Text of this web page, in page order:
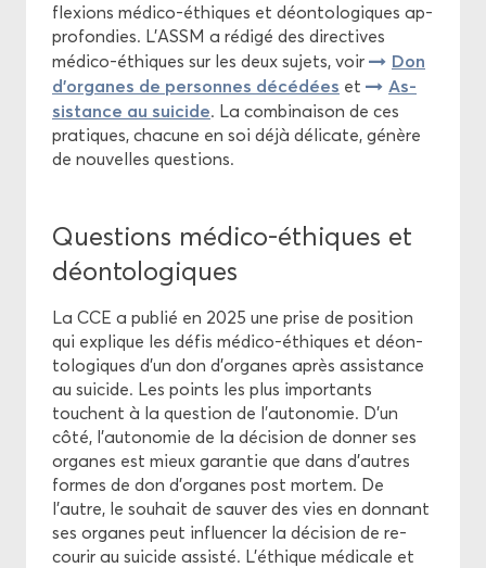
flexions médico-​éthiques et dé­on­to­lo­giques ap­
pro­fon­dies. L’ASSM a ré­di­gé des di­rec­tives
médico-​éthiques sur les deux su­jets, voir
Don
d’or­ganes de per­sonnes dé­cé­dées et
As­
sis­tance au sui­cide. La com­bi­nai­son de ces
pra­tiques, cha­cune en soi déjà dé­li­cate, gé­nère
de nou­velles ques­tions.
Ques­tions médico-​éthiques et
dé­on­to­lo­giques
La CCE a pu­blié en 2025 une prise de po­si­tion
qui ex­plique les défis médico-​éthiques et dé­on­
to­lo­giques d’un don d’or­ganes après as­sis­tance
au sui­cide. Les points les plus im­por­tants
touchent à la ques­tion de l’au­to­no­mie. D’un
côté, l’au­to­no­mie de la dé­ci­sion de don­ner ses
or­ganes est mieux ga­ran­tie que dans d’autres
formes de don d’or­ganes post mor­tem. De
l’autre, le sou­hait de sau­ver des vies en don­nant
ses or­ganes peut in­fluen­cer la dé­ci­sion de re­
cou­rir au sui­cide as­sis­té. L’éthique mé­di­cale et